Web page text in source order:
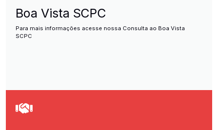
Boa Vista SCPC
Para mais informações acesse nossa Consulta ao Boa Vista
SCPC